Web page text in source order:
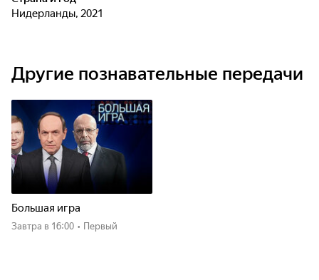
Нидерланды, 2021
Другие познавательные передачи
Большая игра
Завтра в 16:00 • Первый